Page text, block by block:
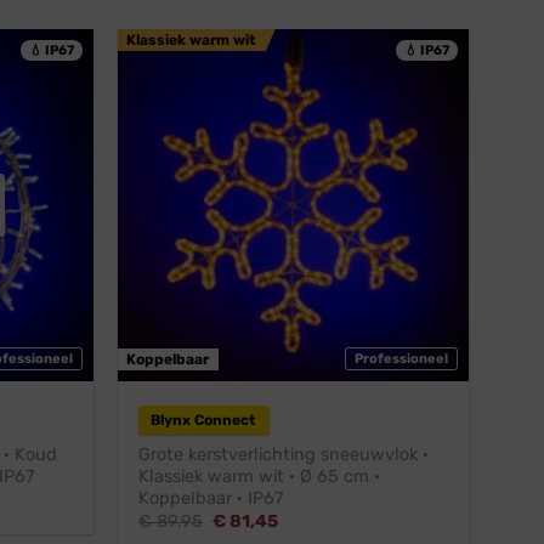
💧 IP67
Koud
💧 IP67
Professioneel
Klassiek warm wit
Koppelbaar
Blynx Connect
Grote kerstverlichting sneeuwvlok ·
Klassiek warm wit · Ø 65 cm ·
Koppelbaar · IP67
€89,95 Oorspronkelijke
€ 81,45Huidige